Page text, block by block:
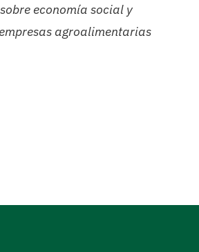
economía social y
agroalimentarias